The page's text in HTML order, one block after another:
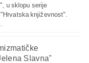
u sklopu serije
književnost".
Slavna"